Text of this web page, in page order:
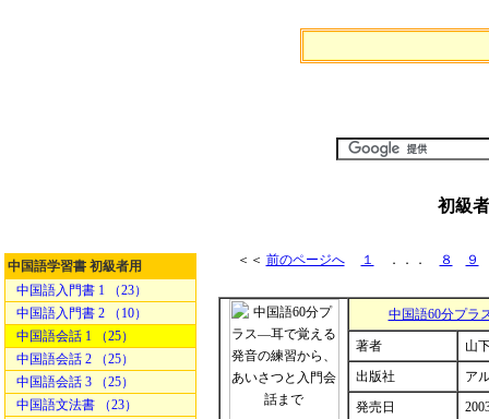
初級
中国語学習書 初級者用
中国語入門書 1 （23）
中国語入門書 2 （10）
中国語会話 1 （25）
中国語会話 2 （25）
中国語会話 3 （25）
中国語文法書 （23）
＜＜ 前のページへ １ ．．． ８ ９
中国語60分プラ
著者
山
出版社
ア
発売日